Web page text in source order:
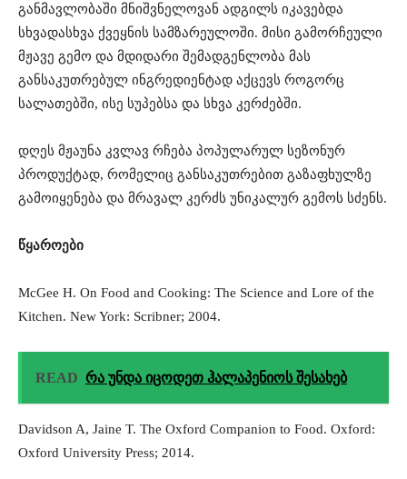
განმავლობაში მნიშვნელოვან ადგილს იკავებდა
სხვადასხვა ქვეყნის სამზარეულოში. მისი გამორჩეული
მჟავე გემო და მდიდარი შემადგენლობა მას
განსაკუთრებულ ინგრედიენტად აქცევს როგორც
სალათებში, ისე სუპებსა და სხვა კერძებში.
დღეს მჟაუნა კვლავ რჩება პოპულარულ სეზონურ
პროდუქტად, რომელიც განსაკუთრებით გაზაფხულზე
გამოიყენება და მრავალ კერძს უნიკალურ გემოს სძენს.
წყაროები
McGee H. On Food and Cooking: The Science and Lore of the
Kitchen. New York: Scribner; 2004.
READ რა უნდა იცოდეთ ჰალაპენიოს შესახებ
Davidson A, Jaine T. The Oxford Companion to Food. Oxford:
Oxford University Press; 2014.